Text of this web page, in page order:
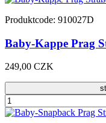
Produktcode: 910027D
Baby-Kappe Prag
249,00 CZK